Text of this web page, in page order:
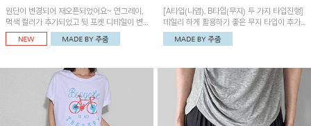
원단이 변경되어 재오픈되었어요~ 연그레이,
먹색 컬러가 추가되었고 뒷 포켓 디테일이 변
경되었습니다~가볍고 시원하게 착용되는 배
기통팬츠! 허리밴딩과 여유로운 통으로 편안해
[A타입(나염), B타입(무지) 두 가지 타입진행]
데일리 하게 활용하기 좋은 무지 타입이 추가
되었어요~ 볼륨감 있는 항아리핏 실루엣이 유
니크하며 포켓디테일이 POINT!